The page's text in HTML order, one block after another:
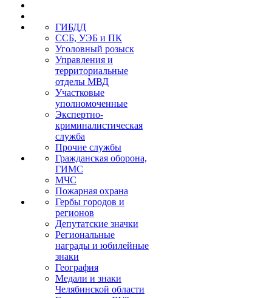
ГИБДД
ССБ, УЭБ и ПК
Уголовный розыск
Управления и
территориальные
отделы МВД
Участковые
уполномоченные
Экспертно-
криминалистическая
служба
Прочие службы
Гражданская оборона,
ГИМС
МЧС
Пожарная охрана
Гербы городов и
регионов
Депутатские значки
Региональные
награды и юбилейные
знаки
География
Медали и знаки
Челябинской области